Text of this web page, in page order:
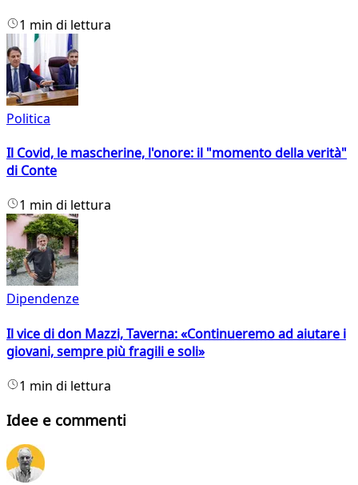
1 min di lettura
Politica
Il Covid, le mascherine, l'onore: il "momento della verità"
di Conte
1 min di lettura
Dipendenze
Il vice di don Mazzi, Taverna: «Continueremo ad aiutare i
giovani, sempre più fragili e soli»
1 min di lettura
Idee e commenti